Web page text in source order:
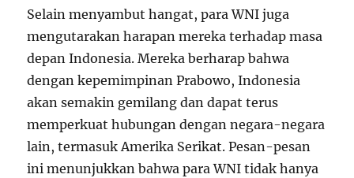
Selain menyambut hangat, para WNI juga
mengutarakan harapan mereka terhadap masa
depan Indonesia. Mereka berharap bahwa
dengan kepemimpinan Prabowo, Indonesia
akan semakin gemilang dan dapat terus
memperkuat hubungan dengan negara-negara
lain, termasuk Amerika Serikat. Pesan-pesan
ini menunjukkan bahwa para WNI tidak hanya